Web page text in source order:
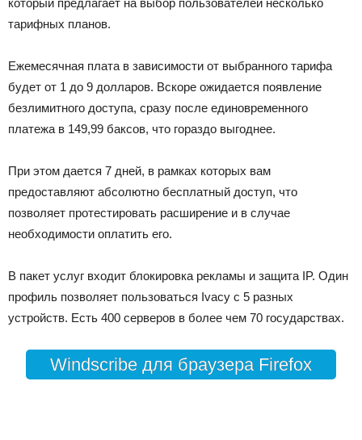
который предлагает на выбор пользователей несколько
тарифных планов.
Ежемесячная плата в зависимости от выбранного тарифа
будет от 1 до 9 долларов. Вскоре ожидается появление
безлимитного доступа, сразу после единовременного
платежа в 149,99 баксов, что гораздо выгоднее.
При этом дается 7 дней, в рамках которых вам
предоставляют абсолютно бесплатный доступ, что
позволяет протестировать расширение и в случае
необходимости оплатить его.
В пакет услуг входит блокировка рекламы и защита IP. Один
профиль позволяет пользоваться Ivacy с 5 разных
устройств. Есть 400 серверов в более чем 70 государствах.
Windscribe для браузера Firefox